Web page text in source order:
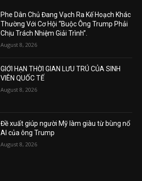
Phe Dân Chủ Đang Vạch Ra Kế Hoạch Khác
Thường Với Cơ Hội “Buộc Ông Trump Phải
Chịu Trách Nhiệm Giải Trình”.
August 8, 2026
GIỚI HẠN THỜI GIAN LƯU TRÚ CỦA SINH
VIÊN QUỐC TẾ
August 8, 2026
Đề xuất giúp người Mỹ làm giàu từ bùng nổ
AI của ông Trump
August 8, 2026